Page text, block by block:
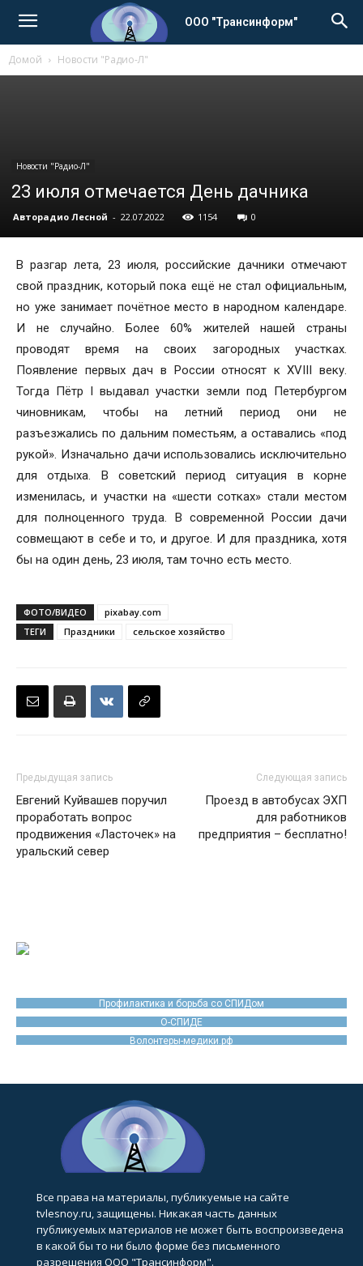
ООО "Трансинформ"
Домой Новости "Радио-Л"
Новости "Радио-Л"
23 июля отмечается День дачника
Авторадио Лесной - 22.07.2022 1154 0
В разгар лета, 23 июля, российские дачники отмечают
свой праздник, который пока ещё не стал официальным,
но уже занимает почётное место в народном календаре.
И не случайно. Более 60% жителей нашей страны
проводят время на своих загородных участках.
Появление первых дач в России относят к XVIII веку.
Тогда Пётр I выдавал участки земли под Петербургом
чиновникам, чтобы на летний период они не
разъезжались по дальним поместьям, а оставались «под
рукой». Изначально дачи использовались исключительно
для отдыха. В советский период ситуация в корне
изменилась, и участки на «шести сотках» стали местом
для полноценного труда. В современной России дачи
совмещают в себе и то, и другое. И для праздника, хотя
бы на один день, 23 июля, там точно есть место.
ФОТО/ВИДЕО
pixabay.com
ТЕГИ
Праздники сельское хозяйство
Предыдущая запись
Евгений Куйвашев поручил
проработать вопрос
продвижения «Ласточек» на
уральский север
Следующая запись
Проезд в автобусах ЭХП
для работников
предприятия – бесплатно!
Профилактика и борьба со СПИДом
О-СПИДЕ
Волонтеры-медики.рф
Все права на материалы, публикуемые на сайте
tvlesnoy.ru, защищены. Никакая часть данных
публикуемых материалов не может быть воспроизведена
в какой бы то ни было форме без письменного
разрешения ООО "Трансинформ".